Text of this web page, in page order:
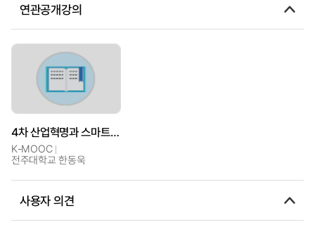
연관공개강의
4차 산업혁명과 스마트기술 : 빅데이터, 인공지능 메타버스를 중심으로
K-MOOC
전주대학교 한동욱
사용자 의견